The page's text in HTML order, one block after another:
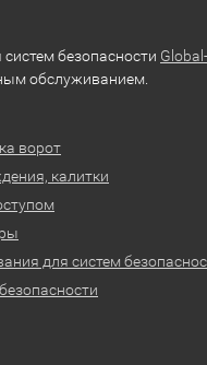
безопасности Global-
обслуживанием.
ворот
калитки
для систем